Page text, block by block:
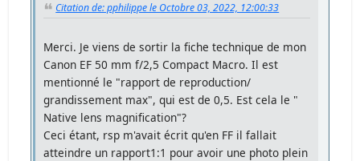
Citation de: pphilippe le Octobre 03, 2022, 12:00:33
Merci. Je viens de sortir la fiche technique de mon
Canon EF 50 mm f/2,5 Compact Macro. Il est
mentionné le "rapport de reproduction/
grandissement max", qui est de 0,5. Est cela le "
Native lens magnification"?
Ceci étant, rsp m'avait écrit qu'en FF il fallait
atteindre un rapport1:1 pour avoir une photo plein